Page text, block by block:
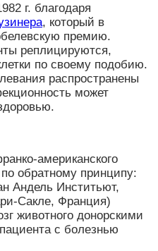
г. благодаря
, который в
премию.
реплицируются,
по своему подобию.
распространены
может
американского
обратному принципу:
Андель Инститьют,
Сакле, Франция)
животного донорскими
с болезнью